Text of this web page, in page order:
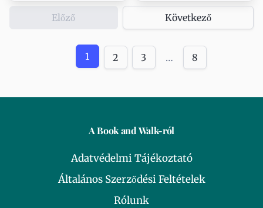
Előző Következő
1 2 3 … 8
A Book and Walk-ról
Adatvédelmi Tájékoztató
Általános Szerződési Feltételek
Rólunk